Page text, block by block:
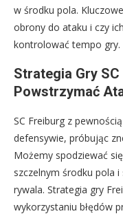
w środku pola.
obrony do ataku i czy
kontrolować tempo gry.
Strategia Gry
Powstrzymać
SC Freiburg z
defensywie, próbując
Możemy spodziewać
szczelnym środku pola
rywala. Strategia gry
wykorzystaniu błędów